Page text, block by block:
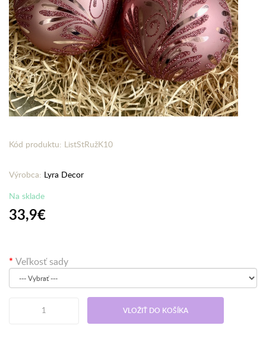
Kód produktu: ListStRužK10
Výrobca: Lyra Decor
Na sklade
33,9€
Veľkosť sady
VLOŽIŤ DO KOŠÍKA